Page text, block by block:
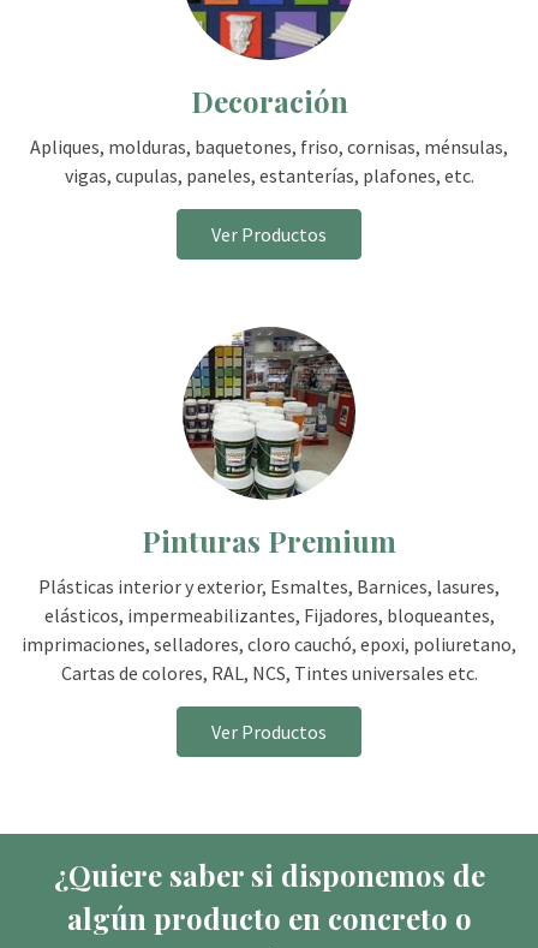
Decoración
Apliques, molduras, baquetones, friso, cornisas, ménsulas,
vigas, cupulas, paneles, estanterías, plafones, etc.
Ver Productos
Pinturas Premium
Plásticas interior y exterior, Esmaltes, Barnices, lasures,
elásticos, impermeabilizantes, Fijadores, bloqueantes,
imprimaciones, selladores, cloro cauchó, epoxi, poliuretano,
Cartas de colores, RAL, NCS, Tintes universales etc.
Ver Productos
¿Quiere saber si disponemos de
algún producto en concreto o